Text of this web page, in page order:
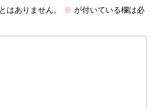
はありません。 ※ が付いている欄は必